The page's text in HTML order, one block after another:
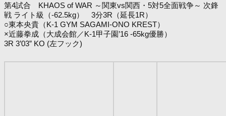
第4試合 KHAOS of WAR ～関東vs関西・5対5全面戦争～ 次鋒
戦 ライト級（-62.5kg） 3分3R（延長1R）
○東本央貴（K-1 GYM SAGAMI-ONO KREST）
×近藤拳成（大成会館／K-1甲子園’16 -65kg優勝）
3R 3’03” KO (左フック)